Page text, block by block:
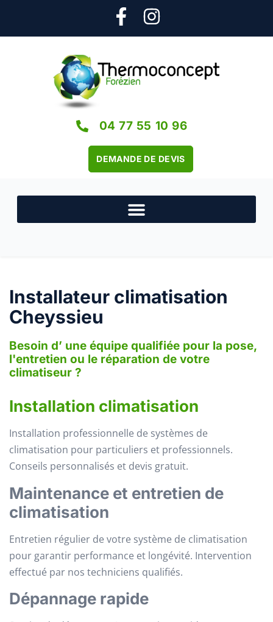
04 77 55 10 96
DEMANDE DE DEVIS
Installateur climatisation
Cheyssieu
Besoin d’ une équipe qualifiée pour la pose,
l'entretien ou le réparation de votre
climatiseur ?
Installation climatisation
Installation professionnelle de systèmes de
climatisation pour particuliers et professionnels.
Conseils personnalisés et devis gratuit.
Maintenance et entretien de
climatisation
Entretien régulier de votre système de climatisation
pour garantir performance et longévité. Intervention
effectué par nos techniciens qualifiés.
Dépannage rapide